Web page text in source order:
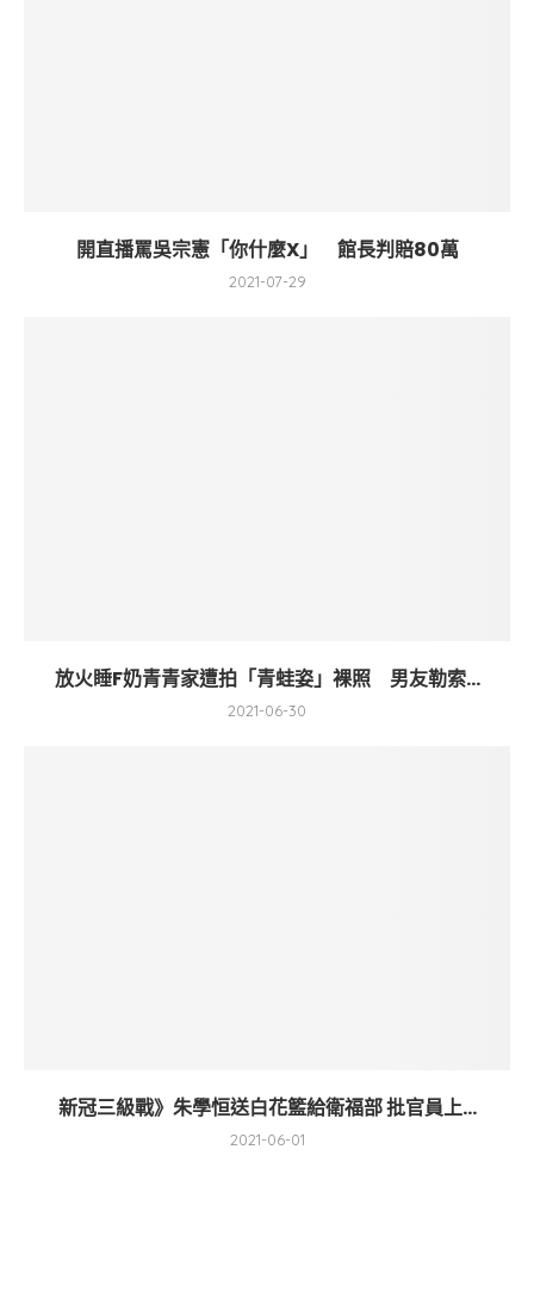
開直播罵吳宗憲「你什麼X」 館長判賠80萬
2021-07-29
放火睡F奶青青家遭拍「青蛙姿」裸照 男友勒索...
2021-06-30
新冠三級戰》朱學恒送白花籃給衛福部 批官員上...
2021-06-01